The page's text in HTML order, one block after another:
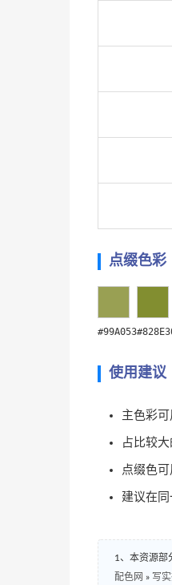
点缀色彩
#99A053
使用建议
主色彩
占比较
点缀色
建议在
1、本资源部
配色网 » 写